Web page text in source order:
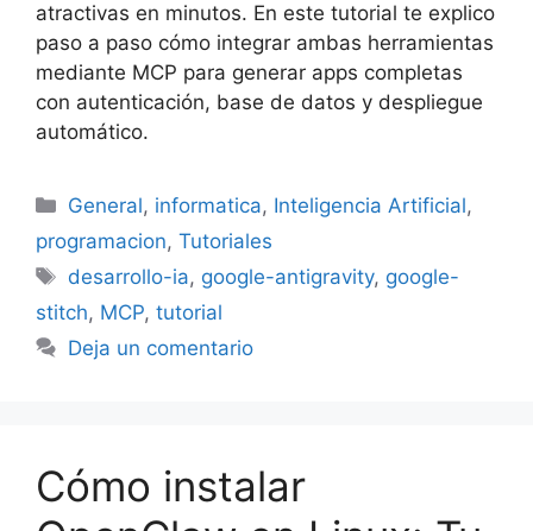
atractivas en minutos. En este tutorial te explico
paso a paso cómo integrar ambas herramientas
mediante MCP para generar apps completas
con autenticación, base de datos y despliegue
automático.
Categorías
General, informatica, Inteligencia Artificial,
programacion, Tutoriales
Etiquetas
desarrollo-ia, google-antigravity, google-
stitch, MCP, tutorial
Deja un comentario
Cómo instalar